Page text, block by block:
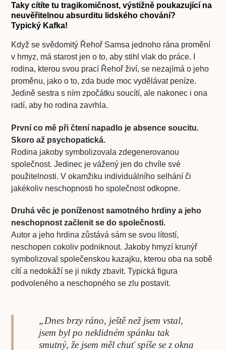
Taky cítíte tu tragikomičnost, výstižně poukazující na
neuvěřitelnou absurditu lidského chování?
Typický Kafka!
Když se svědomitý Řehoř Samsa jednoho rána promění
v hmyz, má starost jen o to, aby stihl vlak do práce. I
rodina, kterou svou prací Řehoř živí, se nezajímá o jeho
proměnu, jako o to, zda bude moc vydělávat peníze.
Jedině sestra s ním zpočátku soucítí, ale nakonec i ona
radí, aby ho rodina zavrhla.
První co mě při čtení napadlo je absence soucitu.
Skoro až psychopatická.
Rodina jakoby symbolizovala zdegenerovanou
společnost. Jedinec je vážený jen do chvíle své
použitelnosti. V okamžiku individuálního selhání či
jakékoliv neschopnosti ho společnost odkopne.
Druhá věc je poníženost samotného hrdiny a jeho
neschopnost začlenit se do společnosti.
Autor a jeho hrdina zůstává sám se svou lítostí,
neschopen cokoliv podniknout. Jakoby hmyzí krunýř
symbolizoval společenskou kazajku, kterou oba na sobě
cítí a nedokáží se ji nikdy zbavit. Typická figura
podvoleného a neschopného se zlu postavit.
„Dnes brzy ráno, ještě než jsem vstal,
jsem byl po neklidném spánku tak
smutný, že jsem měl chuť spíše se z okna